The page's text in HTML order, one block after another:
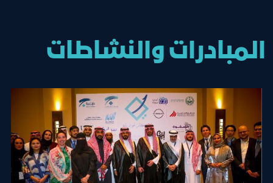
المبادرات والنشاطات